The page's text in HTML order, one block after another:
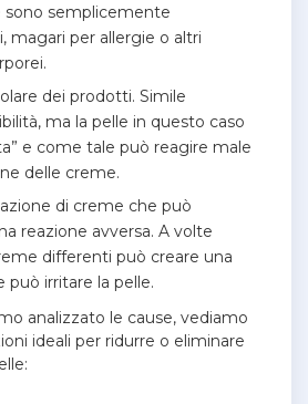
sono semplicemente
magari per allergie o altri
dei prodotti. Simile
ma la pelle in questo caso
e come tale può reagire male
delle creme.
di creme che può
reazione avversa. A volte
differenti può creare una
può irritare la pelle.
analizzato le cause, vediamo
ideali per ridurre o eliminare